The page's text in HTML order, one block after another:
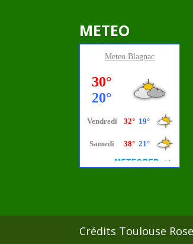
METEO
MeteoBlagnac
Crédits Toulouse